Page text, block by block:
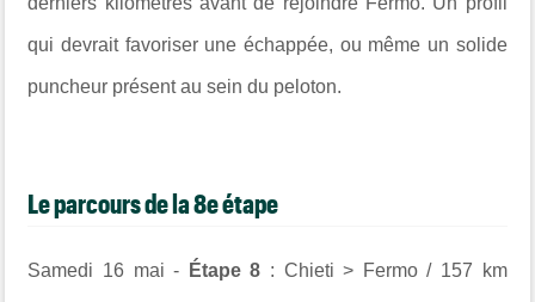
qui devrait favoriser une échappée, ou même un solide
puncheur présent au sein du peloton.
Le parcours de la 8e étape
Samedi 16 mai - Étape 8 : Chieti > Fermo / 157 km